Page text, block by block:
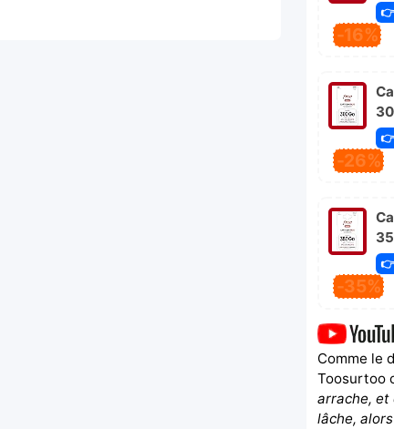
-16%
-26%
-35%
Comme le
Toosurtoo
arrache, et
lâche,